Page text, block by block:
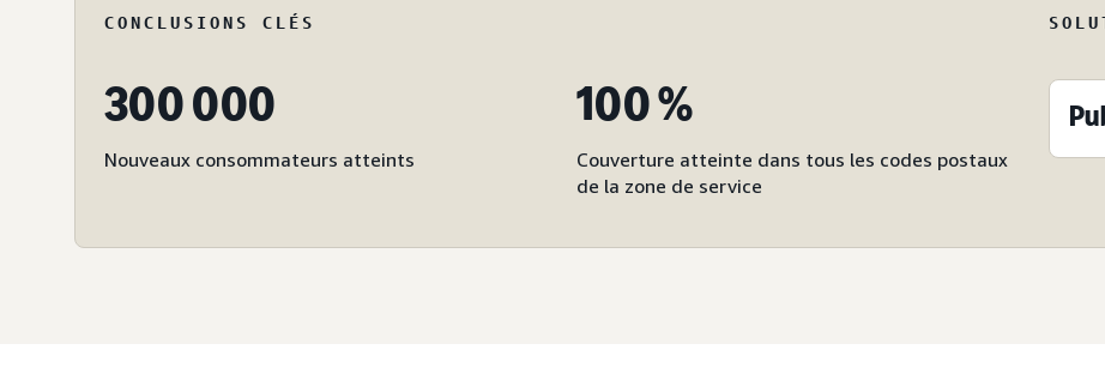
CONCLUSIONS CLÉS
300 000
Nouveaux consommateurs atteints
100 %
Couverture atteinte dans tous les codes postaux
de la zone de service